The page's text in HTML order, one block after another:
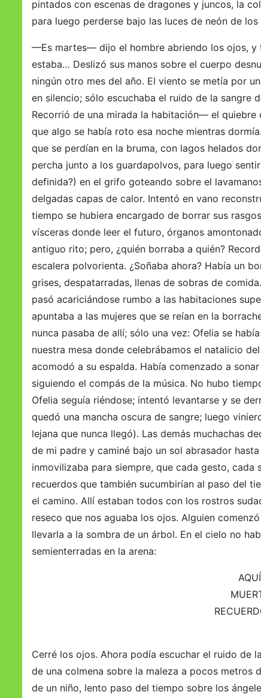
pintados con escenas de dragones y juncos, la
para luego perderse bajo las luces de neón de
—Es martes— dijo el hombre abriendo los ojos, y
estaba… Deslizó sus manos sobre el cuerpo
ningún otro mes del año. El viento se metía por
en silencio; sólo escuchaba el ruido de la sangre
Recorrió de una mirada la habitación— el
que algo se había roto esa noche mientras
que se perdían en la bruma, con lagos helados
percha junto a los guardapolvos, para luego
definida?) en el grifo goteando sobre el
delgadas capas de calor. Intentó en vano
tiempo se hubiera encargado de borrar sus
vísceras donde leer el futuro, órganos
antiguo rito; pero, ¿quién borraba a quién?
escalera polvorienta. ¿Soñaba ahora? Había un
grises, despatarradas, llenas de sobras de
pasó acariciándose rumbo a las habitaciones
apuntaba a las mujeres que se reían en la
nunca pasaba de allí; sólo una vez: Ofelia se
nuestra mesa donde celebrábamos el natalicio
acomodó a su espalda. Había comenzado a
siguiendo el compás de la música. No hubo
Ofelia seguía riéndose; intentó levantarse y se
quedó una mancha oscura de sangre; luego
lejana que nunca llegó). Las demás muchachas
de mi padre y caminé bajo un sol abrasador
inmovilizaba para siempre, que cada gesto,
recuerdos que también sucumbirían al paso del
el camino. Allí estaban todos con los rostros
reseco que nos aguaba los ojos. Alguien
llevarla a la sombra de un árbol. En el cielo no
semienterradas en la arena:
Cerré los ojos. Ahora podía escuchar el ruido de
de una colmena sobre la maleza a pocos metros
de un niño, lento paso del tiempo sobre los